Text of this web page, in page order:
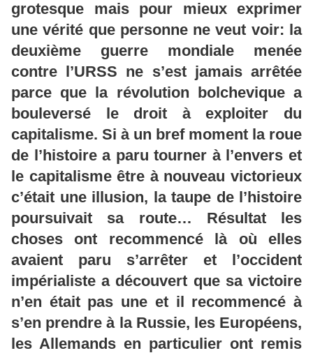
grotesque mais pour mieux exprimer
une vérité que personne ne veut voir: la
deuxième guerre mondiale menée
contre l’URSS ne s’est jamais arrêtée
parce que la révolution bolchevique a
bouleversé le droit à exploiter du
capitalisme. Si à un bref moment la roue
de l’histoire a paru tourner à l’envers et
le capitalisme être à nouveau victorieux
c’était une illusion, la taupe de l’histoire
poursuivait sa route… Résultat les
choses ont recommencé là où elles
avaient paru s’arrêter et l’occident
impérialiste a découvert que sa victoire
n’en était pas une et il recommencé à
s’en prendre à la Russie, les Européens,
les Allemands en particulier ont remis